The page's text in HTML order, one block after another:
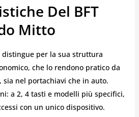
Del BFT
Mitto
per la sua struttura
che lo rendono pratico da
sia nel portachiavi che in auto.
a 2, 4 tasti e modelli più specifici,
con un unico dispositivo.